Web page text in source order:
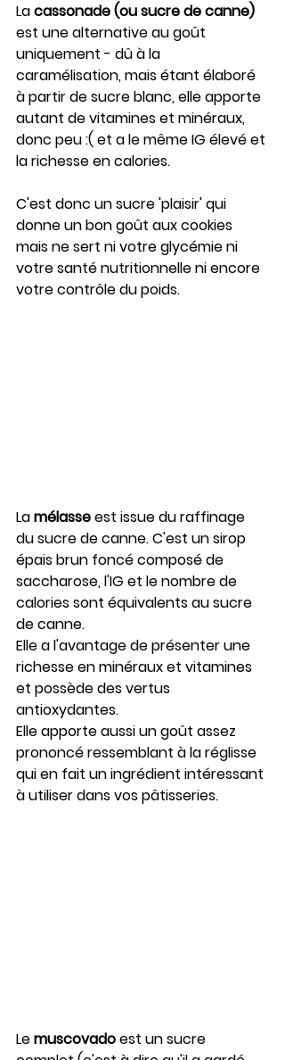
La cassonade (ou sucre de canne)
est une alternative au goût
uniquement - dû à la
caramélisation, mais étant élaboré
à partir de sucre blanc, elle apporte
autant de vitamines et minéraux,
donc peu :( et a le même IG élevé et
la richesse en calories.
C'est donc un sucre 'plaisir' qui
donne un bon goût aux cookies
mais ne sert ni votre glycémie ni
votre santé nutritionnelle ni encore
votre contrôle du poids.
La mélasse est issue du raffinage
du sucre de canne. C'est un sirop
épais brun foncé composé de
saccharose, l'IG et le nombre de
calories sont équivalents au sucre
de canne.
Elle a l'avantage de présenter une
richesse en minéraux et vitamines
et possède des vertus
antioxydantes.
Elle apporte aussi un goût assez
prononcé ressemblant à la réglisse
qui en fait un ingrédient intéressant
à utiliser dans vos pâtisseries.
Le muscovado est un sucre